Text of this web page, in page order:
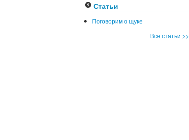
Статьи
Поговорим о щуке
Все статьи >>